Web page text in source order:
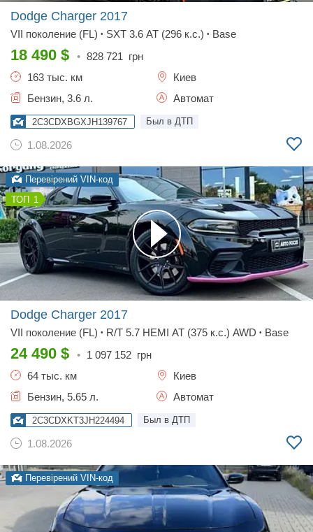
Dodge Charger 2017
VII поколение (FL) • SXT 3.6 AT (296 к.с.) • Base
18 490 $ • 828 721 грн
163 тыс. км
Киев
Бензин, 3.6 л.
Автомат
2C3CDXBGXJH139767 Был в ДТП
1.08.2026
Перевірений VIN-код
1
Dodge Charger 2017
VII поколение (FL) • R/T 5.7 HEMI AT (375 к.с.) AWD • Base
24 490 $ • 1 097 152 грн
64 тыс. км
Киев
Бензин, 5.65 л.
Автомат
2C3CDXKT3JH224494 Был в ДТП
1.08.2026
Перевірений VIN-код